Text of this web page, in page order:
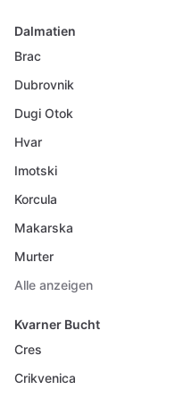
Dalmatien
Brac
Dubrovnik
Dugi Otok
Hvar
Imotski
Korcula
Makarska
Murter
Alle anzeigen
Kvarner Bucht
Cres
Crikvenica